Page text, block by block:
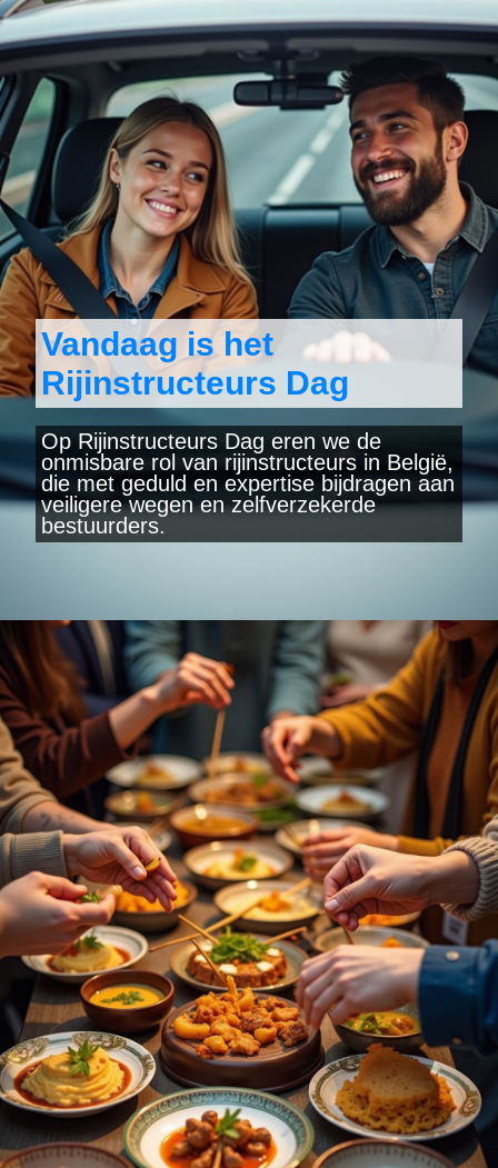
Vandaag is het
Rijinstructeurs Dag
Op Rijinstructeurs Dag eren we de
onmisbare rol van rijinstructeurs in België,
die met geduld en expertise bijdragen aan
veiligere wegen en zelfverzekerde
bestuurders.
Wordt geopend https://www.yearlydates.com/be/nl/speciale-dag/rijinstructeurs-dag/